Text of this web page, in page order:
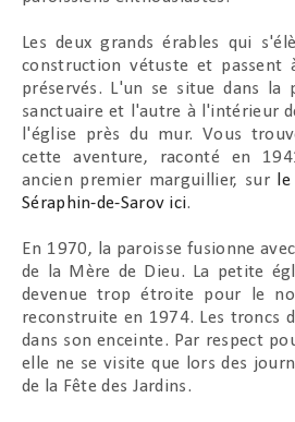
Les deux grands érables qui
construction vétuste et
préservés. L'un se situe dans la
sanctuaire et l'autre à l'intérieur
l'église près du mur. Vous
cette aventure, raconté en
ancien premier marguillier, sur
Séraphin-de-Sarov ici.
En 1970, la paroisse fusionne
de la Mère de Dieu. La petite
devenue trop étroite pour le
reconstruite en 1974. Les troncs
dans son enceinte. Par respect
elle ne se visite que lors des
de la Fête des Jardins.